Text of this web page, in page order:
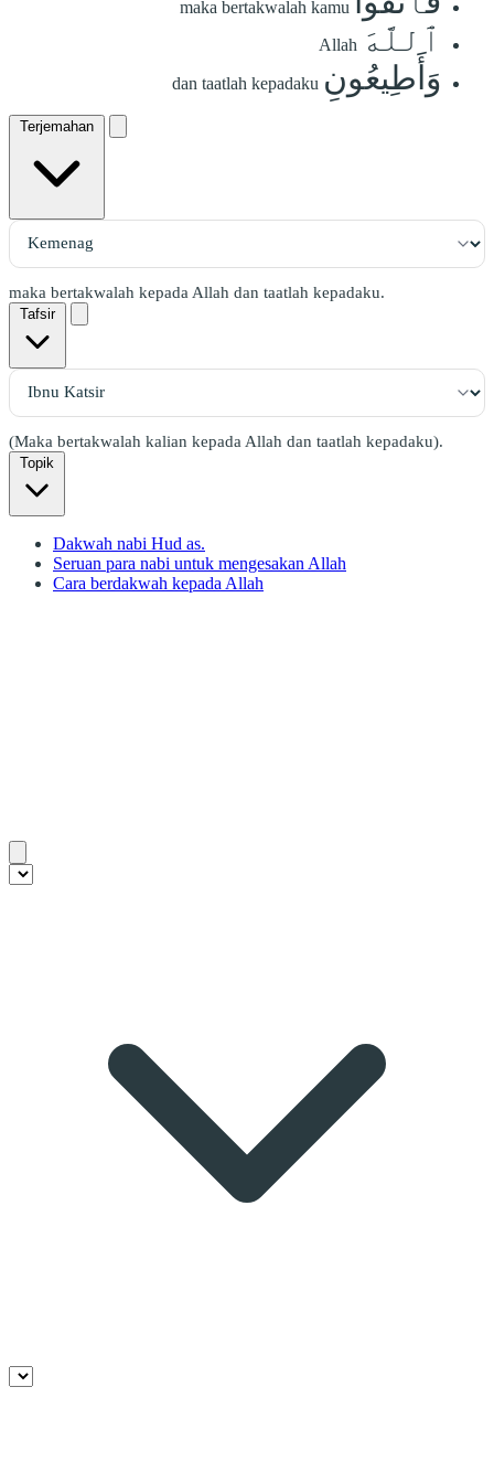
maka bertakwalah kamu
ٱللَّهَ Allah
وَأَطِيعُونِ dan taatlah kepadaku
Terjemahan
maka bertakwalah kepada Allah dan taatlah kepadaku.
Tafsir
(Maka bertakwalah kalian kepada Allah dan taatlah kepadaku).
Topik
Dakwah nabi Hud as.
Seruan para nabi untuk mengesakan Allah
Cara berdakwah kepada Allah